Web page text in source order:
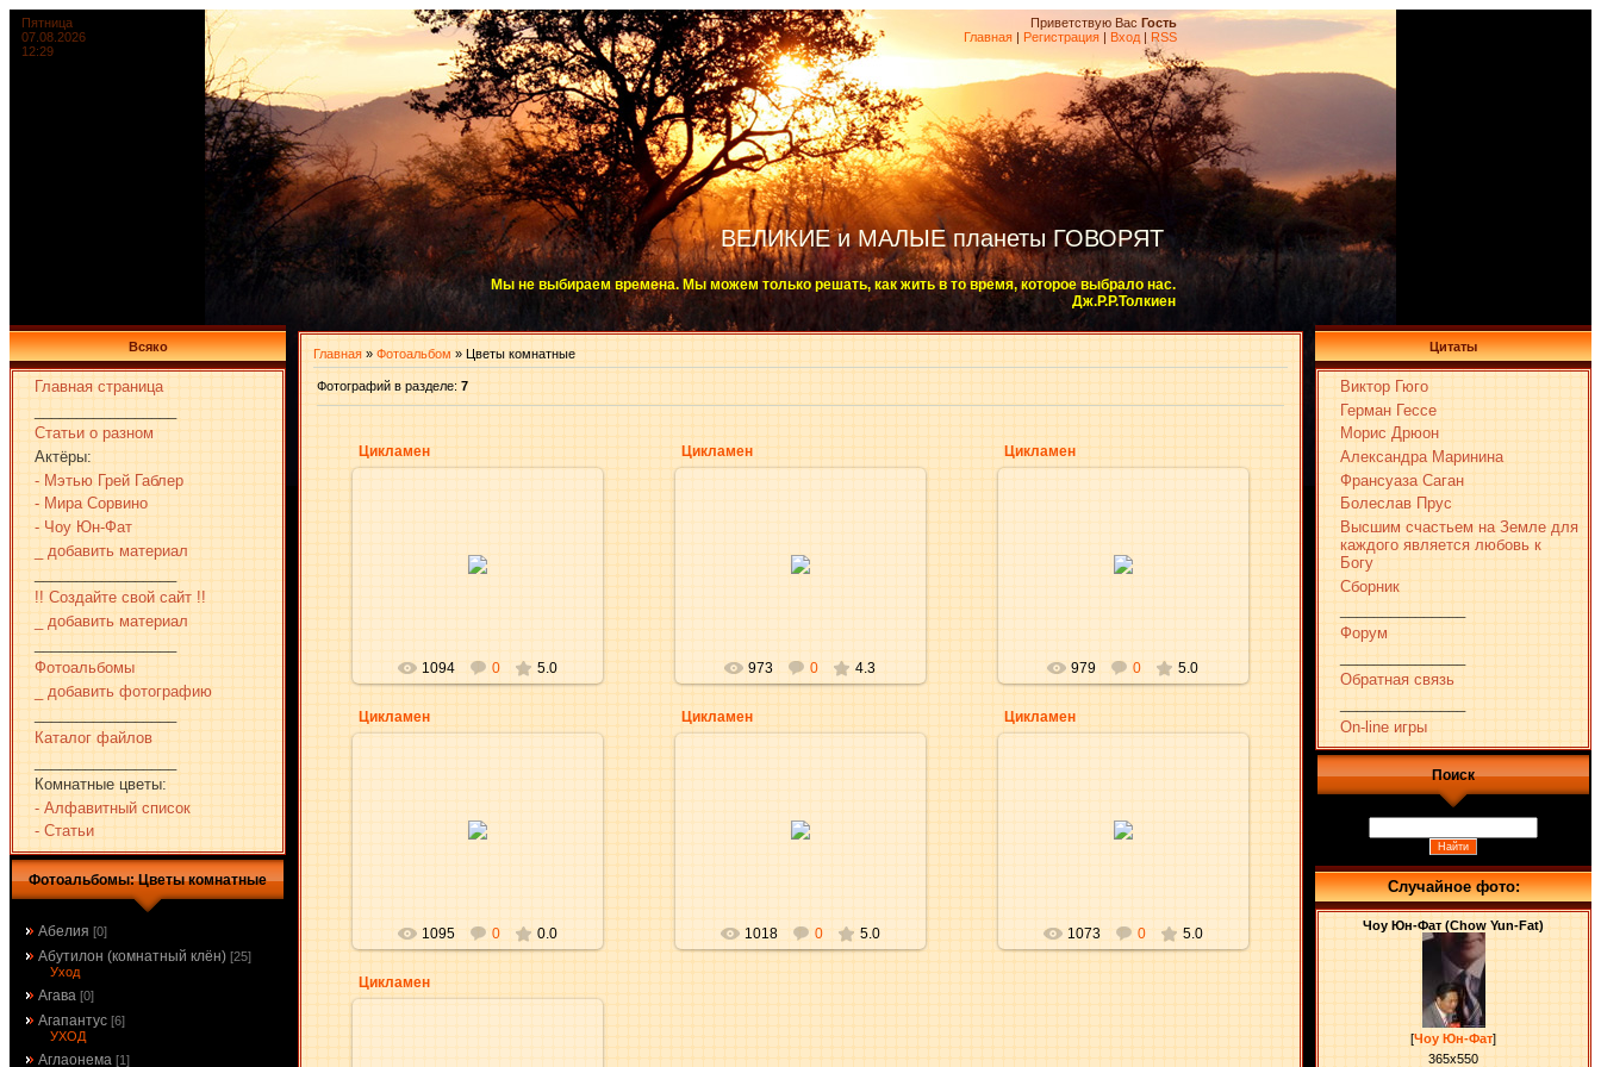
Пятница
07.08.2026
12:29
Приветствую Вас Гость
Главная | Регистрация | Вход | RSS
ВЕЛИКИЕ и МАЛЫЕ планеты ГОВОРЯТ
Мы не выбираем времена. Мы можем только решать, как жить в то время, которое выбрало нас.
Дж.Р.Р.Толкиен
Всяко
Главная страница
Статьи о разном
Актёры:
- Мэтью Грей Габлер
- Мира Сорвино
- Чоу Юн-Фат
_ добавить материал
!! Создайте свой сайт !!
_ добавить материал
Фотоальбомы
_ добавить фотографию
Каталог файлов
Комнатные цветы:
- Алфавитный список
- Статьи
Фотоальбомы: Цветы комнатные
Абелия [0]
Абутилон (комнатный клён) [25]
Уход
Агава [0]
Агапантус [6]
УХОД
Аглаонема [1]
Главная » Фотоальбом » Цветы комнатные
Фотографий в разделе: 7
Цикламен
1094 0 5.0
Цикламен
973 0 4.3
Цикламен
979 0 5.0
Цикламен
1095 0 0.0
Цикламен
1018 0 5.0
Цикламен
1073 0 5.0
Цикламен
Цитаты
Виктор Гюго
Герман Гессе
Морис Дрюон
Александра Маринина
Франсуаза Саган
Болеслав Прус
Высшим счастьем на Земле для
каждого является любовь к
Богу
Сборник
Форум
Обратная связь
On-line игры
Поиск
Случайное фото:
Чоу Юн-Фат (Chow Yun-Fat)
[Чоу Юн-Фат]
365x550